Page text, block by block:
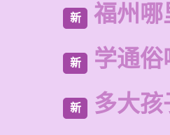
新 福州哪
新 学通
新 多大